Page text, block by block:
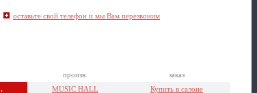
оставьте свой телефон и мы Вам перезвоним
произв.
заказ
MUSIC HALL Купить в салоне